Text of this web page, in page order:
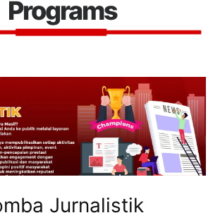
Programs
Jurnalistik